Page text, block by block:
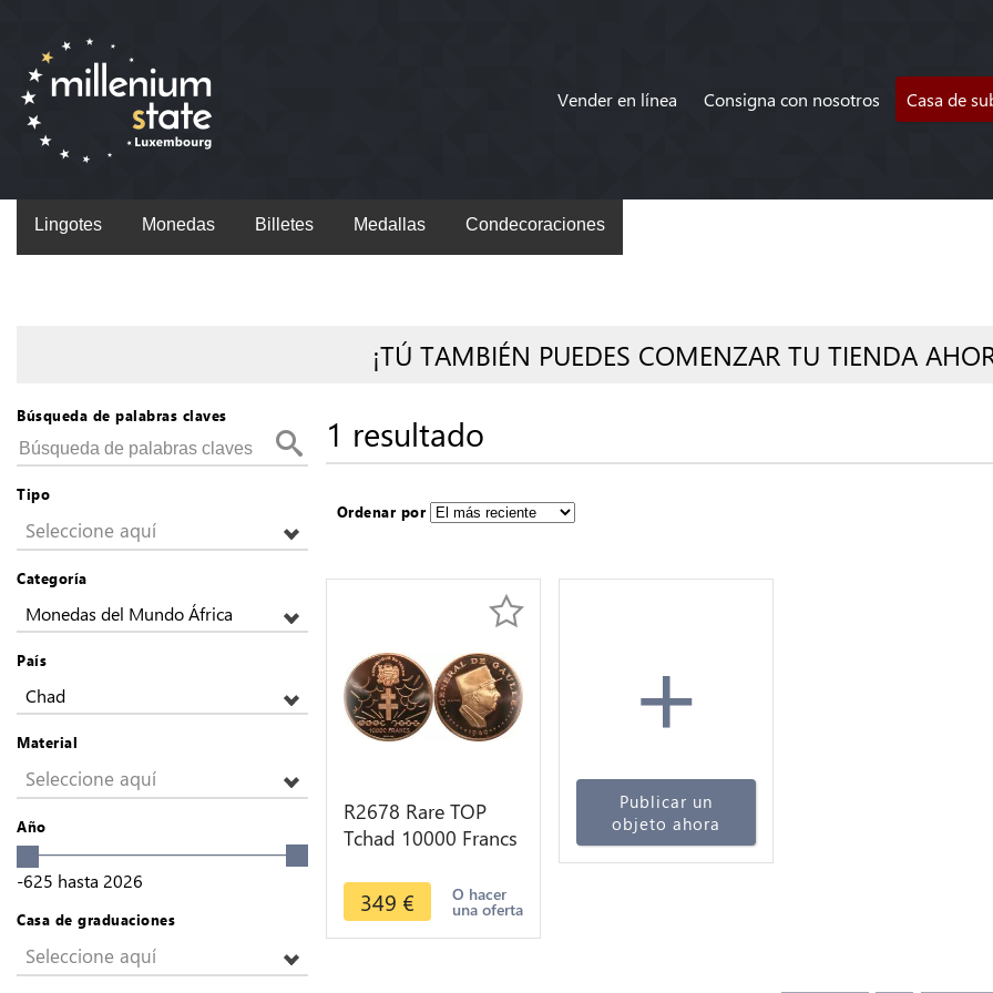
Vender en línea Consigna con nosotros Casa de
Lingotes Monedas Billetes Medallas Condecoraciones
¡TÚ TAMBIÉN PUEDES COMENZAR TU TIENDA
Búsqueda de palabras claves
Tipo
Seleccione aquí
Categoría
Monedas del Mundo África
País
Chad
Material
Seleccione aquí
Año
-625 hasta 2026
Casa de graduaciones
Seleccione aquí
1 resultado
Ordenar por
R2678 Rare TOP
Tchad 10000 Francs
Gaulle Simon 1960
PCGS SP67
349 € O hacer
una oferta
+
Publicar un
objeto ahora